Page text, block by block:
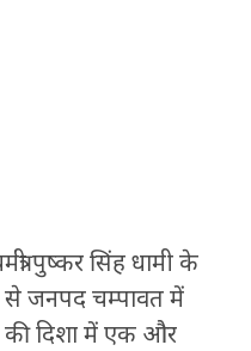
पुष्कर सिंह धामी के
से जनपद चम्पावत में
दिशा में एक और